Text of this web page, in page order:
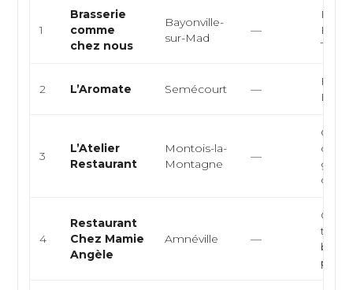
1
Brasserie
comme
chez nous
Bayonville-
sur-Mad
—
2 L’Aromate Semécourt —
3
L’Atelier
Restaurant
Montois-la-
Montagne
—
4
Restaurant
Chez Mamie
Angèle
Amnéville —
pla...